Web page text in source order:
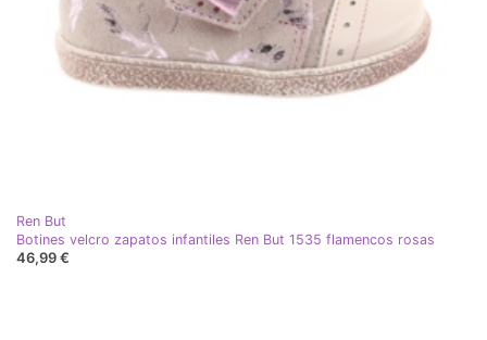
Ren But
Botines velcro zapatos infantiles Ren But 1535 flamencos rosas
46,99 €